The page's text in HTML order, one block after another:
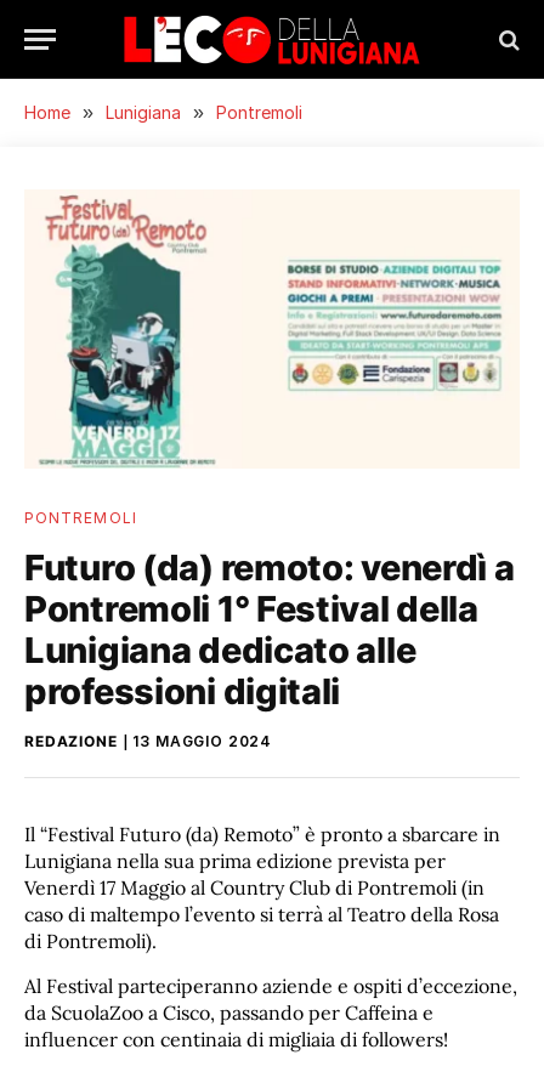
Home » Lunigiana » Pontremoli
PONTREMOLI
Futuro (da) remoto: venerdì a
Pontremoli 1° Festival della
Lunigiana dedicato alle
professioni digitali
REDAZIONE 13 MAGGIO 2024
Il “Festival Futuro (da) Remoto” è pronto a sbarcare in
Lunigiana nella sua prima edizione prevista per
Venerdì 17 Maggio al Country Club di Pontremoli (in
caso di maltempo l’evento si terrà al Teatro della Rosa
di Pontremoli).
Al Festival parteciperanno aziende e ospiti d’eccezione,
da ScuolaZoo a Cisco, passando per Caffeina e
influencer con centinaia di migliaia di followers!